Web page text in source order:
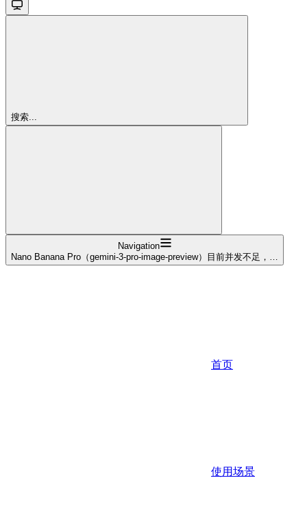
搜索...
Navigation
Nano Banana Pro（gemini-3-pro-image-preview）目前并发不足，…
首页
使用场景